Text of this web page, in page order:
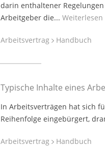
darin enthaltener
Arbeitgeber die... Weiterlesen
Arbeitsvertrag Handbuch
Typische Inhalte eines
In Arbeitsverträgen hat sich
Reihenfolge eingebürgert,
Arbeitsvertrag Handbuch